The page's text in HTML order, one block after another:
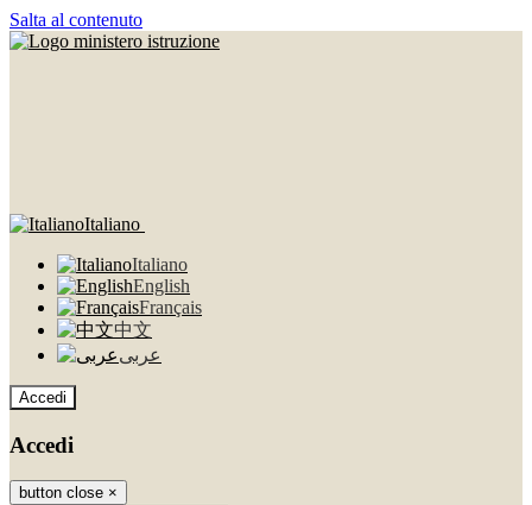
Salta al contenuto
Italiano
Italiano
English
Français
中文
عربى
Accedi
Accedi
button close ×